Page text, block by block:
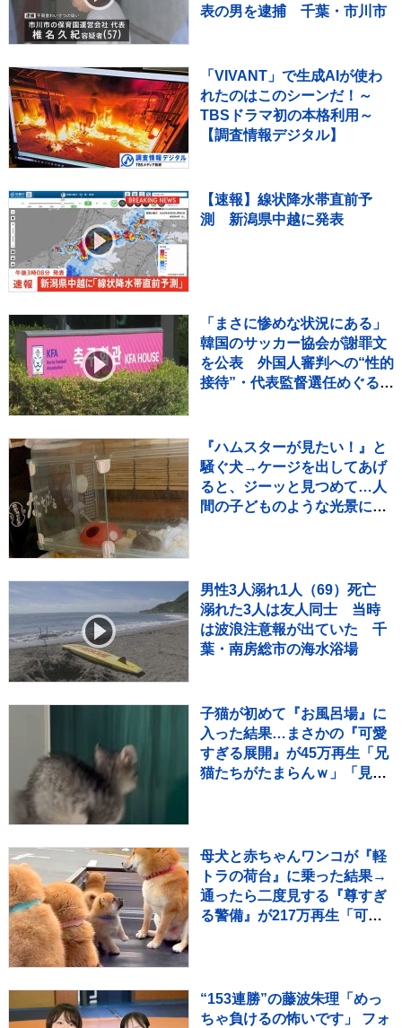
表の男を逮捕 千葉・市川市
「VIVANT」で生成AIが使わ
れたのはこのシーンだ！～
TBSドラマ初の本格利用～
【調査情報デジタル】
【速報】線状降水帯直前予
測 新潟県中越に発表
「まさに惨めな状況にある」
韓国のサッカー協会が謝罪文
を公表 外国人審判への“性的
接待”・代表監督選任めぐる疑
『ハムスターが見たい！』と
騒ぐ犬→ケージを出してあげ
ると、ジーッと見つめて…人
間の子どものような光景に反
男性3人溺れ1人（69）死亡
溺れた3人は友人同士 当時
は波浪注意報が出ていた 千
葉・南房総市の海水浴場
子猫が初めて『お風呂場』に
入った結果…まさかの『可愛
すぎる展開』が45万再生「兄
猫たちがたまらんｗ」「見守
母犬と赤ちゃんワンコが『軽
トラの荷台』に乗った結果→
通ったら二度見する『尊すぎ
る警備』が217万再生「可愛
“153連勝”の藤波朱理「めっ
ちゃ負けるの怖いです」 フォ